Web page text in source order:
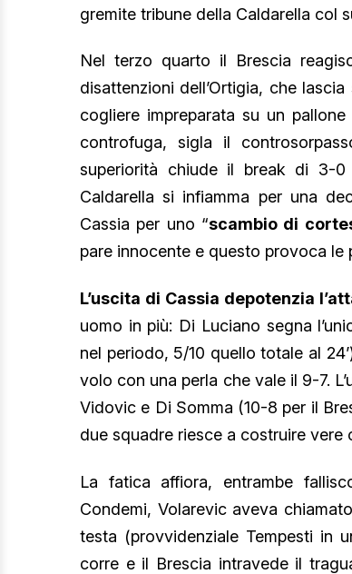
gremite tribune della Caldarella col
Nel terzo quarto il Brescia
disattenzioni dell’Ortigia, che
cogliere impreparata su un
controfuga, sigla il
superiorità chiude il break di 3-0
Caldarella si infiamma per una
Cassia per uno “scambio di
pare innocente e questo provoca le
L’uscita di Cassia depotenzia
uomo in più: Di Luciano segna
nel periodo, 5/10 quello totale al
volo con una perla che vale il 9-7.
Vidovic e Di Somma (10-8 per il
due squadre riesce a costruire vere
La fatica affiora, entrambe
Condemi, Volarevic aveva
testa (provvidenziale Tempesti in
corre e il Brescia intravede il